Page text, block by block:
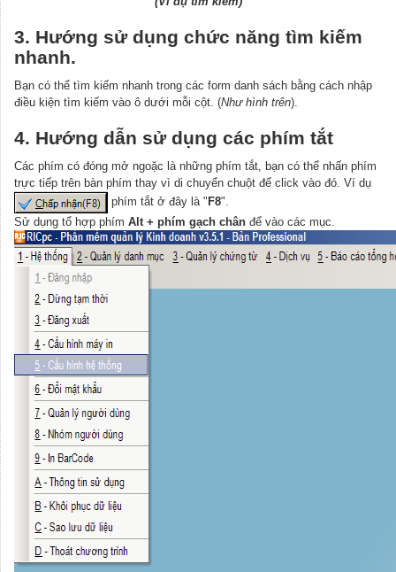
3. Hướng sử dụng chức năng tìm kiếm
nhanh.
Bạn có thể tìm kiếm nhanh trong các form danh sách bằng cách nhập
điều kiện tìm kiếm vào ô dưới mỗi cột. (Như hình trên).
4. Hướng dẫn sử dụng các phím tắt
Các phím có đóng mở ngoặc là những phím tắt, bạn có thể nhấn phím
trực tiếp trên bàn phím thay vì di chuyển chuột để click vào đó. Ví dụ
phím tắt ở đây là "F8".
Sử dụng tổ hợp phím Alt + phím gạch chân để vào các mục.